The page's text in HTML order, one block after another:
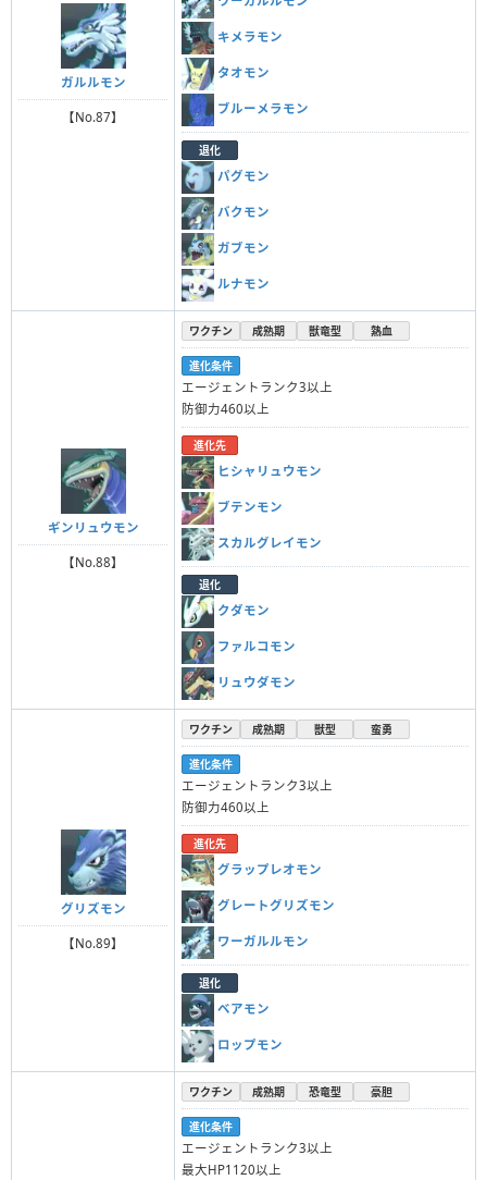
ガルルモン
【No.87】
キメラモン
タオモン
ブルーメラモン
退化
パグモン
バクモン
ガブモン
ルナモン
ギンリュウモン
【No.88】
ワクチン 成熟期 獣竜型 熱血
進化条件
エージェントランク3以上
防御力460以上
進化先
ヒシャリュウモン
ブテンモン
スカルグレイモン
退化
クダモン
ファルコモン
リュウダモン
グリズモン
【No.89】
ワクチン 成熟期 獣型 蛮勇
進化条件
エージェントランク3以上
防御力460以上
進化先
グラップレオモン
グレートグリズモン
ワーガルルモン
退化
ベアモン
ロップモン
ワクチン 成熟期 恐竜型 豪胆
進化条件
エージェントランク3以上
最大HP1120以上